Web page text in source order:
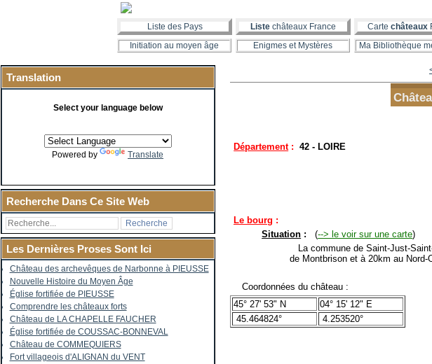
Liste des Pays Liste châteaux France Carte châteaux
Initiation au moyen âge
Enigmes et Mystères Ma Bibliothèque
Translation
Select your language below
Powered by Translate
Recherche Dans Ce Site Web
Les Dernières Proses Sont Ici
Château des archevêques de Narbonne à PIEUSSE
Nouvelle Histoire du Moyen Âge
Église fortifiée de PIEUSSE
Comprendre les châteaux forts
Château de LA CHAPELLE FAUCHER
Église fortifiée de COUSSAC-BONNEVAL
Château de COMMEQUIERS
Fort villageois d'ALIGNAN du VENT
Département: 42 - LOIRE
Le bourg :
Situation : (--> le voir sur une carte)
La commune de Saint-Just-
de Montbrison et à 20km au
Coordonnées du château :
45° 27' 53" N
04° 15' 12" E
45.464824°
4.253520°